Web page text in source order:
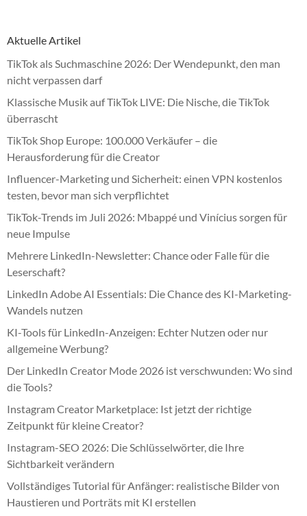
Aktuelle Artikel
TikTok als Suchmaschine 2026: Der Wendepunkt, den man
nicht verpassen darf
Klassische Musik auf TikTok LIVE: Die Nische, die TikTok
überrascht
TikTok Shop Europe: 100.000 Verkäufer – die
Herausforderung für die Creator
Influencer-Marketing und Sicherheit: einen VPN kostenlos
testen, bevor man sich verpflichtet
TikTok-Trends im Juli 2026: Mbappé und Vinícius sorgen für
neue Impulse
Mehrere LinkedIn-Newsletter: Chance oder Falle für die
Leserschaft?
LinkedIn Adobe AI Essentials: Die Chance des KI-Marketing-
Wandels nutzen
KI-Tools für LinkedIn-Anzeigen: Echter Nutzen oder nur
allgemeine Werbung?
Der LinkedIn Creator Mode 2026 ist verschwunden: Wo sind
die Tools?
Instagram Creator Marketplace: Ist jetzt der richtige
Zeitpunkt für kleine Creator?
Instagram-SEO 2026: Die Schlüsselwörter, die Ihre
Sichtbarkeit verändern
Vollständiges Tutorial für Anfänger: realistische Bilder von
Haustieren und Porträts mit KI erstellen